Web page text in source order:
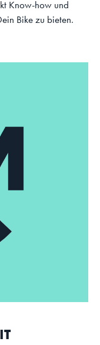
Know-how und
Bike zu bieten.